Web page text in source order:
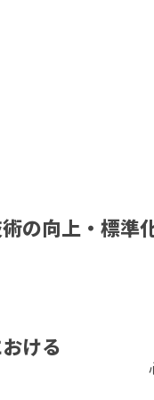
の向上・標準
ける